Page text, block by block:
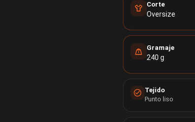
Corte
Oversize
Gramaje
240 g
Tejido
Punto liso